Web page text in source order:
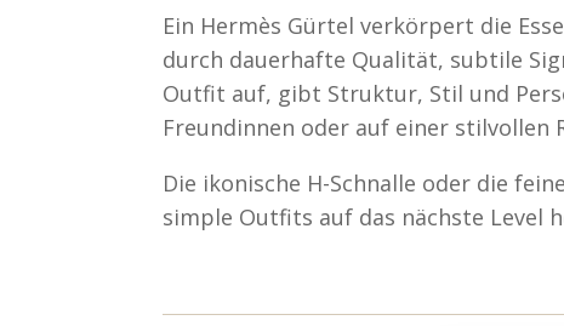
Ein Hermès Gürtel verkörpert die
durch dauerhafte Qualität, subtile
Outfit auf, gibt Struktur, Stil und
Freundinnen oder auf einer stilvollen
Die ikonische H-Schnalle oder die
simple Outfits auf das nächste Level